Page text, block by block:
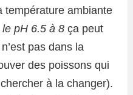
température ambiante
le pH 6.5 à 8 ça peut
pas dans la
des poissons qui
à la changer).